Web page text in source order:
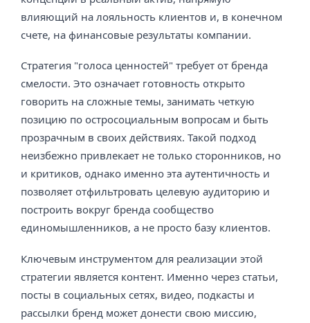
влияющий на лояльность клиентов и, в конечном
счете, на финансовые результаты компании.
Стратегия "голоса ценностей" требует от бренда
смелости. Это означает готовность открыто
говорить на сложные темы, занимать четкую
позицию по остросоциальным вопросам и быть
прозрачным в своих действиях. Такой подход
неизбежно привлекает не только сторонников, но
и критиков, однако именно эта аутентичность и
позволяет отфильтровать целевую аудиторию и
построить вокруг бренда сообщество
единомышленников, а не просто базу клиентов.
Ключевым инструментом для реализации этой
стратегии является контент. Именно через статьи,
посты в социальных сетях, видео, подкасты и
рассылки бренд может донести свою миссию,